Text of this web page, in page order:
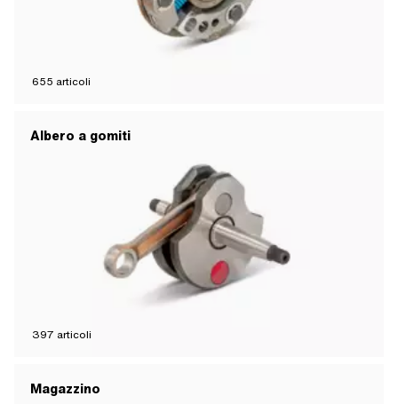
655 articoli
Albero a gomiti
397 articoli
Magazzino